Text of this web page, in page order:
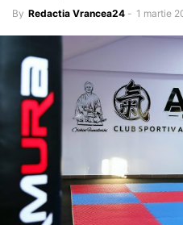
By Redactia Vrancea24 - 1 martie